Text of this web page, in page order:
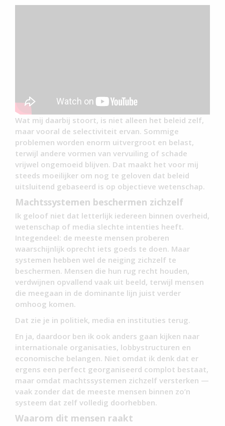
Wat mij daarbij stoort, is niet alleen het beleid zelf,
maar vooral de selectiviteit ervan. Sommige
problemen worden enorm uitvergroot en belast,
terwijl andere vormen van vervuiling of schade
vrijwel ongemoeid blijven. Dat maakt het voor mij
steeds moeilijker om nog te geloven dat beleid
uitsluitend gebaseerd is op objectieve wetenschap.
Machtssystemen beschermen zichzelf
Ik geloof niet dat letterlijk iedereen binnen overheid,
wetenschap of media slechte intenties heeft.
Integendeel: de meeste mensen proberen
waarschijnlijk oprecht iets goeds te doen. Maar
systemen hebben wel de neiging zichzelf te
beschermen. Mensen die hun rug recht houden,
verdwijnen opvallend vaak uit beeld, terwijl mensen
die meegaan in de dominante lijn juist verder
omhoog komen.
Dat zie je in politiek, media en instituties terug.
En ja, daardoor ben ik ook anders gaan kijken naar
internationale organisaties, lobbystructuren en
economische belangen. Niet omdat ik denk dat er
ergens een perfect georganiseerd complot bestaat,
maar omdat machtssystemen zichzelf versterken —
vaak zonder dat de meeste mensen binnen zo’n
systeem dat zelf volledig doorhebben.
Waarom dit mensen raakt